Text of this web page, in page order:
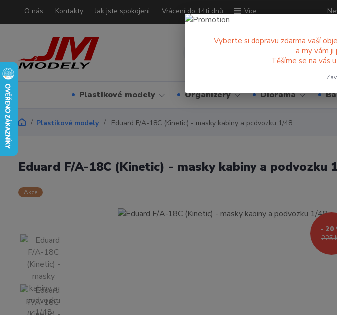
O nás Kontakty Jak jste spokojeni Vrácení do 14ti dnů Více
Plastikové modely Organizéry Diorama
Plastikové modely Eduard F/A-18C (Kinetic) - masky kabiny a podvozku 1/48
Eduard F/A-18C (Kinetic) - masky kabiny a podvozku
Akce
225
- 20
Vyberte si dopravu zdarma vaší
a my vám ji
Těšíme se na vás